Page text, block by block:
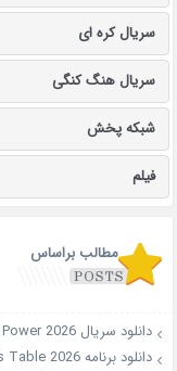
سریال کره ای
سریال هنگ کنگی
شبکه پخش
فیلم
مطالب براساس
دانلود سریال Blossoms of Power 2026
دانلود برنامه Murder Club: Liar’s Table 2026